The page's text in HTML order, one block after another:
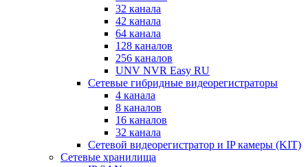
32 канала
42 канала
64 канала
128 каналов
256 каналов
UNV NVR Easy RU
Сетевые гибридные видеорегистраторы
4 канала
8 каналов
16 каналов
32 канала
Сетевой видеорегистратор и IP камеры (KIT)
Сетевые хранилища